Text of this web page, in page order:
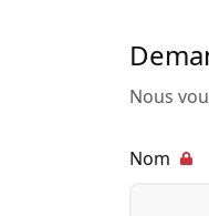
Nous
Nom